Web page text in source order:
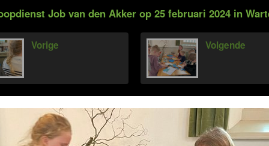
Job van den Akker op 25 februari 2024 in
Vorige Volgende